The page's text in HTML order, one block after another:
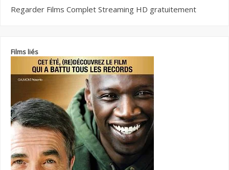
Regarder Films Complet Streaming HD gratuitement
Films liés